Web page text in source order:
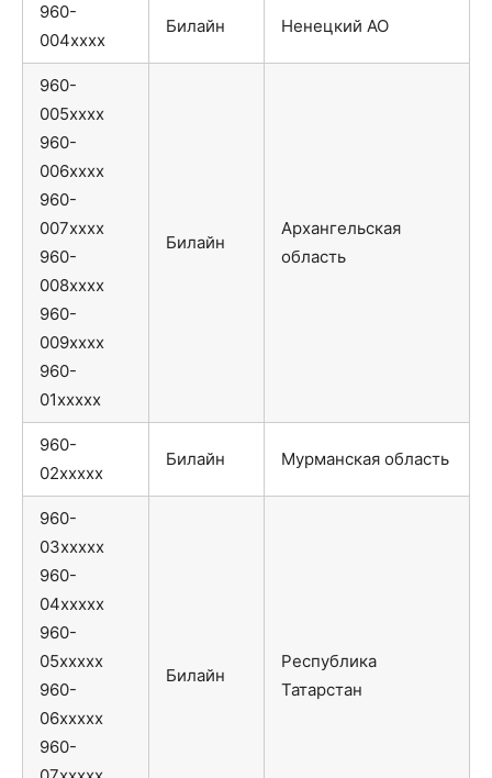
960-
004xxxx
Билайн Ненецкий АО
960-
005xxxx
960-
006xxxx
960-
007xxxx
960-
008xxxx
960-
009xxxx
960-
01xxxxx
Билайн
Архангельская
область
960-
02xxxxx
Билайн Мурманская область
960-
03xxxxx
960-
04xxxxx
960-
05xxxxx
960-
06xxxxx
960-
Билайн
Республика
Татарстан